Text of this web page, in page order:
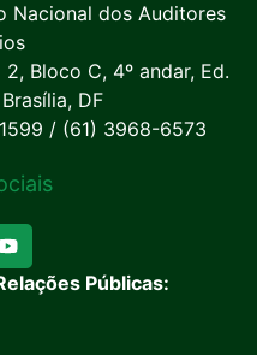
Nacional dos Auditores
Bloco C, 4º andar, Ed.
DF
/ (61) 3968-6573
Públicas: